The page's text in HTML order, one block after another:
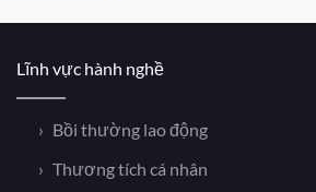
Lĩnh vực hành nghề
Bồi thường lao động
Thương tích cá nhân